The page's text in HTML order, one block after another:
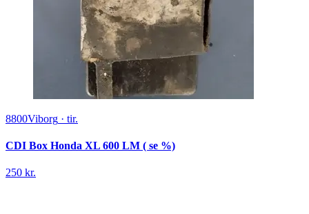
8800Viborg · tir.
CDI Box Honda XL 600 LM ( se %)
250 kr.